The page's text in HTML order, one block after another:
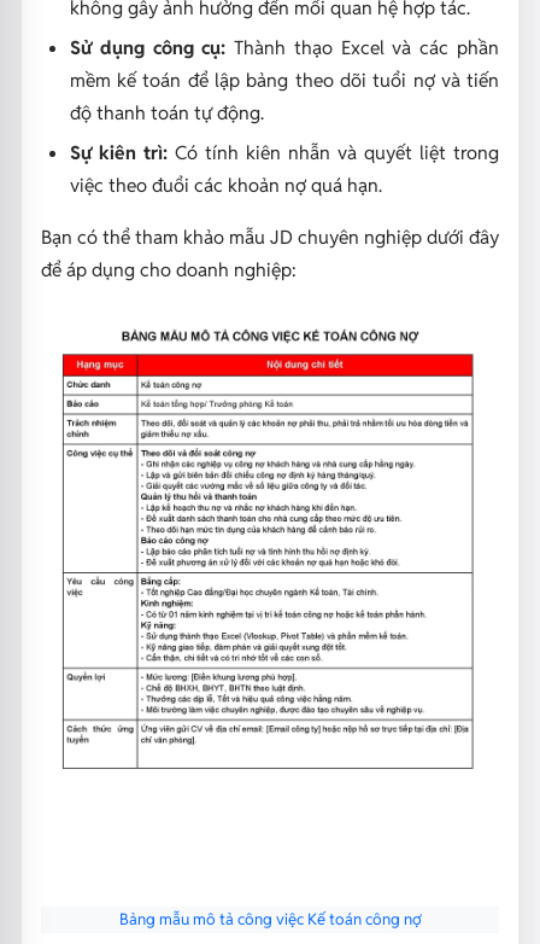
không gây ảnh hưởng đến mối quan hệ hợp tác.
Sử dụng công cụ: Thành thạo Excel và các phần
mềm kế toán để lập bảng theo dõi tuổi nợ và tiến
độ thanh toán tự động.
Sự kiên trì:Có tính kiên nhẫn và quyết liệt trong
việc theo đuổi các khoản nợ quá hạn.
Bạn có thể tham khảo mẫu JD chuyên nghiệp dưới đây
để áp dụng cho doanh nghiệp:
Bảng mẫu mô tả công việc Kế toán công nợ